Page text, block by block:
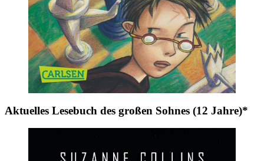
Aktuelles Lesebuch des großen Sohnes (12 Jahre)*